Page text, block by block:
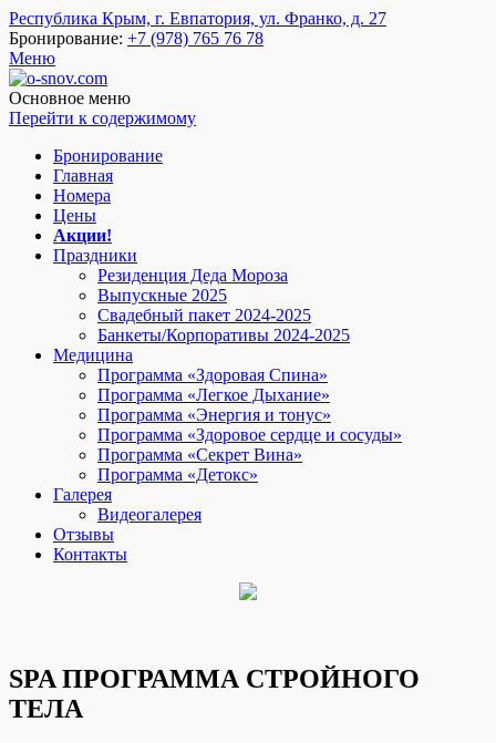
Республика Крым, г. Евпатория, ул. Франко, д. 27
Бронирование: +7 (978) 765 76 78
Меню
o-snov.com
Пансионат Евпатории - Озеро сновидений. Гостиница у моря в
Евпатории. Отель в Евпатории на берегу. Пансионат в
Евпатории с питанием. Отдых в Евпатории все включено.
Основное меню
Перейти к содержимому
Бронирование
Главная
Номера
Цены
Акции!
Праздники
Резиденция Деда Мороза
Выпускные 2025
Свадебный пакет 2024-2025
Банкеты/Корпоративы 2024-2025
Медицина
Программа «Здоровая Спина»
Программа «Легкое Дыхание»
Программа «Энергия и тонус»
Программа «Здоровое сердце и сосуды»
Программа «Секрет Вина»
Программа «Детокс»
Галерея
Видеогалерея
Отзывы
Контакты
SPA ПРОГРАММА СТРОЙНОГО
ТЕЛА